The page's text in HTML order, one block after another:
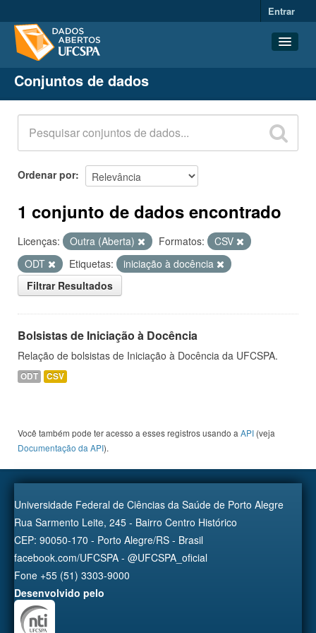
Entrar
Conjuntos de dados
Organizações
Grupos
Sobre
Conjuntos de dados
Ordenar por
1 conjunto de dados encontrado
Licenças: Outra (Aberta) Formatos:
CSV
ODT
Etiquetas:
iniciação à docência
Filtrar Resultados
Bolsistas de Iniciação à Docência
Relação de bolsistas de Iniciação à Docência da UFCSPA.
ODT CSV
Você também pode ter acesso a esses registros usando a API (veja
Documentação da API).
Universidade Federal de Ciências da Saúde de Porto Alegre
Rua Sarmento Leite, 245 - Bairro Centro Histórico
CEP: 90050-170 - Porto Alegre/RS - Brasil
facebook.com/UFCSPA - @UFCSPA_oficial
Fone +55 (51) 3303-9000
Desenvolvido pelo